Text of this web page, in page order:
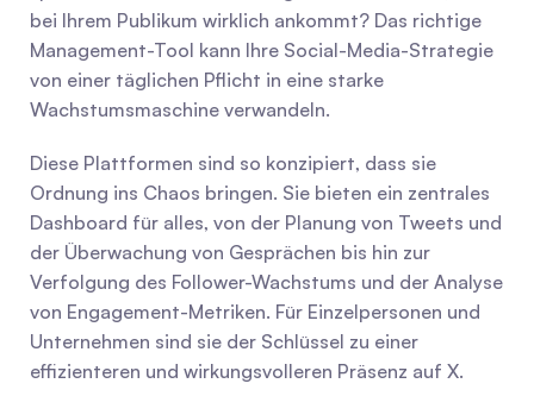
bei Ihrem Publikum wirklich ankommt? Das richtige
Management-Tool kann Ihre Social-Media-Strategie
von einer täglichen Pflicht in eine starke
Wachstumsmaschine verwandeln.
Diese Plattformen sind so konzipiert, dass sie
Ordnung ins Chaos bringen. Sie bieten ein zentrales
Dashboard für alles, von der Planung von Tweets und
der Überwachung von Gesprächen bis hin zur
Verfolgung des Follower-Wachstums und der Analyse
von Engagement-Metriken. Für Einzelpersonen und
Unternehmen sind sie der Schlüssel zu einer
effizienteren und wirkungsvolleren Präsenz auf X.